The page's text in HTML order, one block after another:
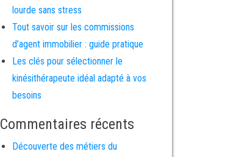
lourde sans stress
Tout savoir sur les commissions
d’agent immobilier : guide pratique
Les clés pour sélectionner le
kinésithérapeute idéal adapté à vos
besoins
Commentaires récents
Découverte des métiers du